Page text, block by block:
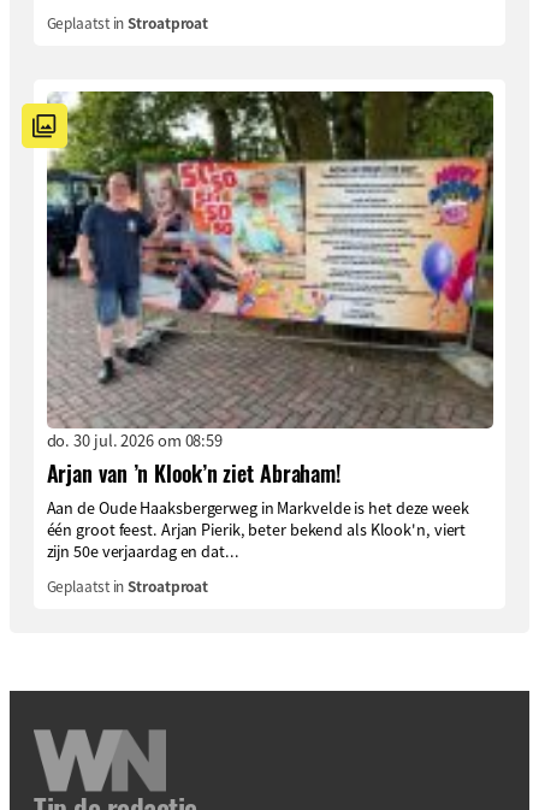
Geplaatst inStroatproat
do. 30 jul. 2026 om 08:59
Arjan van ’n Klook’n ziet Abraham!
Aan de Oude Haaksbergerweg in Markvelde is het deze week
één groot feest. Arjan Pierik, beter bekend als Klook'n, viert
zijn 50e verjaardag en dat...
Geplaatst inStroatproat